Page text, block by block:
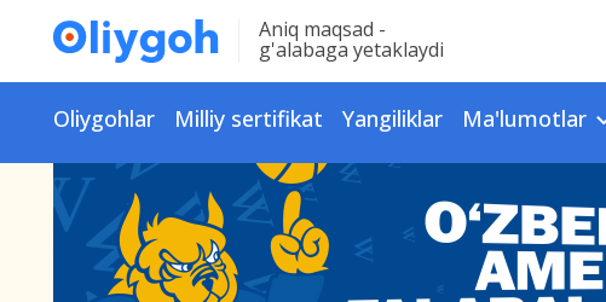
Aniq maqsad -
g'alabaga yetaklaydi
Oliygohlar Milliy sertifikat Yangiliklar Ma'lumotlar